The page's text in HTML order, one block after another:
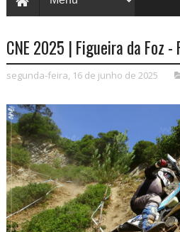
CNE 2025 | Figueira da Foz -
segunda-feira, 16 de junho de 2025